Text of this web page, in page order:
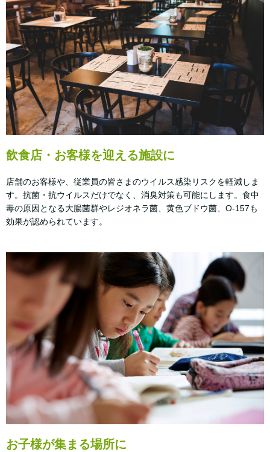
飲食店・お客様を迎える施設に
店舗のお客様や、従業員の皆さまのウイルス感染リスクを軽減しま
す。抗菌・抗ウイルスだけでなく、消臭対策も可能にします。食中
毒の原因となる大腸菌群やレジオネラ菌、黄色ブドウ菌、O-157も
効果が認められています。
お子様が集まる場所に